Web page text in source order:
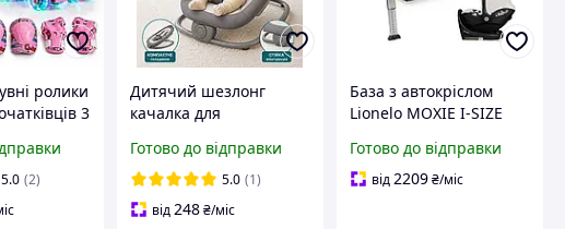
ролики
3
1495
Pink
5.0 (2)
Дитячий шезлонг
качалка для
дитяче крісло
шезлонги, дитячі
крісла качелі
Готово до відправки
5.0 (1)
від248 ₴/міс
База з автокріслом
Lionelo MOXIE I-SIZE
Готово до відправки
від2209₴/міс